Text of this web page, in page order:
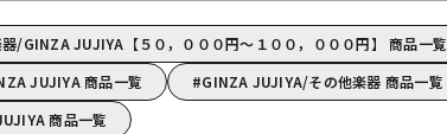
/GINZA JUJIYA【５０，０００円～１００，０００円】 商品一覧
JUJIYA 商品一覧
GINZA JUJIYA/その他楽器 商品一覧
商品一覧